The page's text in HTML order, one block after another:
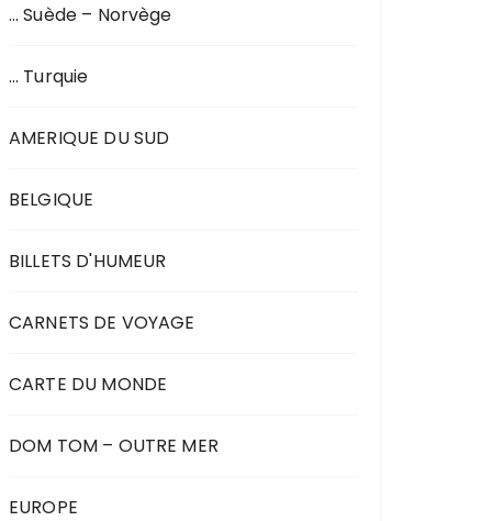
… Suède – Norvège
… Turquie
AMERIQUE DU SUD
BELGIQUE
BILLETS D'HUMEUR
CARNETS DE VOYAGE
CARTE DU MONDE
DOM TOM – OUTRE MER
EUROPE